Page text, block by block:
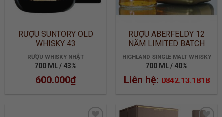
RƯỢU SUNTORY OLD
WHISKY 43
RƯỢU WHISKY NHẬT
700 ML / 43%
600.000₫
RƯỢU ABERFELDY 12
NĂM LIMITED BATCH
2905
HIGHLAND SINGLE MALT WHISKY
700 ML / 40%
Liên hệ: 0842.13.1818